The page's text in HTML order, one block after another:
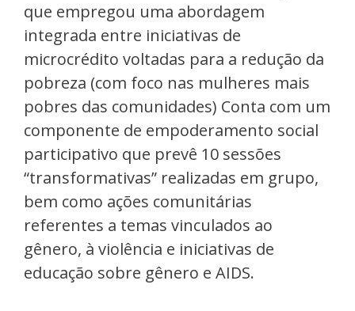
que empregou uma abordagem
integrada entre iniciativas de
microcrédito voltadas para a redução da
pobreza (com foco nas mulheres mais
pobres das comunidades) Conta com um
componente de empoderamento social
participativo que prevê 10 sessões
“transformativas” realizadas em grupo,
bem como ações comunitárias
referentes a temas vinculados ao
gênero, à violência e iniciativas de
educação sobre gênero e AIDS.